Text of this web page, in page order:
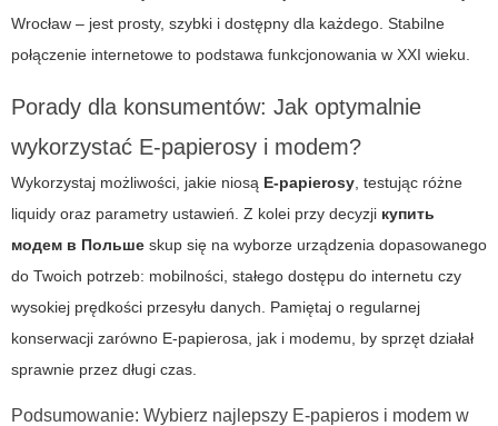
Wrocław – jest prosty, szybki i dostępny dla każdego. Stabilne
połączenie internetowe to podstawa funkcjonowania w XXI wieku.
Porady dla konsumentów: Jak optymalnie
wykorzystać E-papierosy i modem?
Wykorzystaj możliwości, jakie niosą E-papierosy , testując różne
liquidy oraz parametry ustawień. Z kolei przy decyzji купить
модем в Польше skup się na wyborze urządzenia dopasowanego
do Twoich potrzeb: mobilności, stałego dostępu do internetu czy
wysokiej prędkości przesyłu danych. Pamiętaj o regularnej
konserwacji zarówno E-papierosa, jak i modemu, by sprzęt działał
sprawnie przez długi czas.
Podsumowanie: Wybierz najlepszy E-papieros i modem w